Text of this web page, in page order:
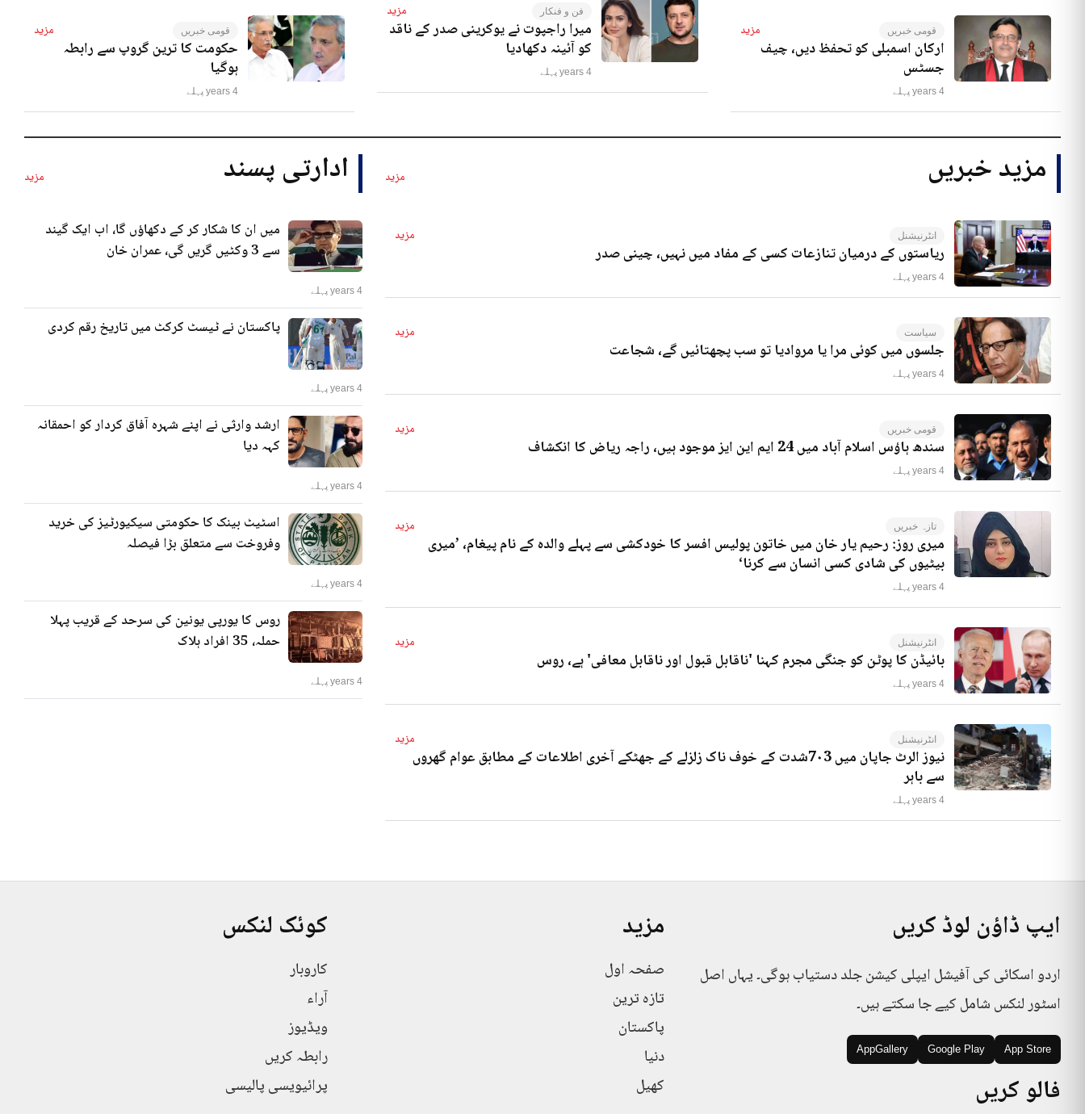
قومی خبریں مزید
ارکان اسمبلی کو تحفظ دیں، چیف
جسٹس
4 years پہلے
فن و فنکار مزید
میرا راجپوت نے یوکرینی صدر کے ناقد
کو آئینہ دکھادیا
4 years پہلے
قومی خبریں مزید
حکومت کا ترین گروپ سے رابطہ
ہوگیا
4 years پہلے
مزید خبریں مزید
انٹرنیشنل مزید
ریاستوں کے درمیان تنازعات کسی کے مفاد میں نہیں، چینی صدر
4 years پہلے
سیاست مزید
جلسوں میں کوئی مرا یا مروادیا تو سب پچھتائیں گے، شجاعت
4 years پہلے
قومی خبریں مزید
سندھ ہاؤس اسلام آباد میں 24 ایم این ایز موجود ہیں، راجہ ریاض کا انکشاف
4 years پہلے
تازہ خبریں مزید
میری روز: رحیم یار خان میں خاتون پولیس افسر کا خودکشی سے پہلے والدہ کے نام پیغام، ’میری
بیٹیوں کی شادی کسی انسان سے کرنا‘
4 years پہلے
انٹرنیشنل مزید
بائیڈن کا پوٹن کو جنگی مجرم کہنا 'ناقابل قبول اور ناقابل معافی' ہے، روس
4 years پہلے
انٹرنیشنل مزید
نیوز الرٹ جاپان میں 7۰3شدت کے خوف ناک زلزلے کے جھٹکے آخری اطلاعات کے مطابق عوام گھروں
سے باہر
4 years پہلے
ادارتی پسند مزید
میں ان کا شکار کر کے دکھاؤں گا، اب ایک گیند
سے 3 وکٹیں گریں گی، عمران خان
4 years پہلے
پاکستان نے ٹیسٹ کرکٹ میں تاریخ رقم کردی
4 years پہلے
ارشد وارثی نے اپنے شہرہ آفاق کردار کو احمقانہ
کہہ دیا
4 years پہلے
اسٹیٹ بینک کا حکومتی سیکیورٹیز کی خرید
وفروخت سے متعلق بڑا فیصلہ
4 years پہلے
روس کا یورپی یونین کی سرحد کے قریب پہلا
حملہ، 35 افراد ہلاک
4 years پہلے
ایپ ڈاؤن لوڈ کریں
اردو اسکائی کی آفیشل ایپلی کیشن جلد دستیاب ہوگی۔ یہاں اصل
اسٹور لنکس شامل کیے جا سکتے ہیں۔
App Store
Google Play
AppGallery
فالو کریں
مزید
صفحہ اول
تازہ ترین
پاکستان
دنیا
کھیل
کوئک لنکس
کاروبار
آراء
ویڈیوز
رابطہ کریں
پرائیویسی پالیسی